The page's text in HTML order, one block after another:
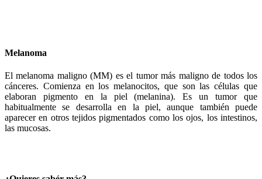
Melanoma
El melanoma maligno (MM) es el tumor más maligno de todos los
cánceres. Comienza en los melanocitos, que son las células que
elaboran pigmento en la piel (melanina). Es un tumor que
habitualmente se desarrolla en la piel, aunque también puede
aparecer en otros tejidos pigmentados como los ojos, los intestinos,
las mucosas.